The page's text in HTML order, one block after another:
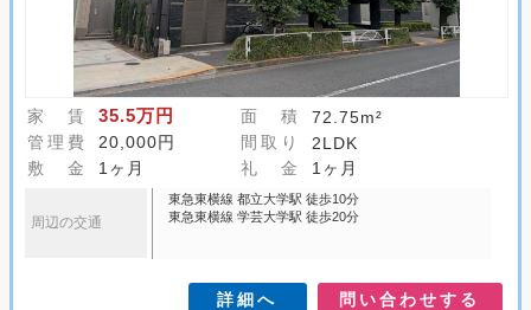
家 賃 35.5万円 面 積
72.75m²
管理費
20,000円 間取り
2LDK
敷 金
1ヶ月 礼 金 1ヶ月
周辺の交通
東急東横線 都立大学駅 徒歩10分
東急東横線 学芸大学駅 徒歩20分
詳細へ 問い合わせする